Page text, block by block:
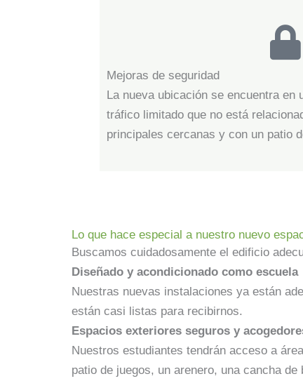
Mejoras de seguridad
La nueva ubicación se encuentra en
tráfico limitado que no está
principales cercanas y con un patio
Lo que hace especial a nuestro nuevo
Buscamos cuidadosamente el edificio
Diseñado y acondicionado como escuela
Nuestras nuevas instalaciones ya están
están casi listas para recibirnos.
Espacios exteriores seguros y
Nuestros estudiantes tendrán acceso a
patio de juegos, un arenero, una cancha